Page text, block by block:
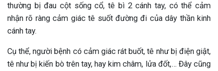
thường bị đau cột sống cổ, tê bì 2 cánh tay, có thể cảm
nhận rõ ràng cảm giác tê suốt đường đi của dây thần kinh
cánh tay.
Cụ thể, người bệnh có cảm giác rát buốt, tê như bị điện giật,
tê như bị kiến bò trên tay, hay kim châm, lửa đốt,… Đây cũng